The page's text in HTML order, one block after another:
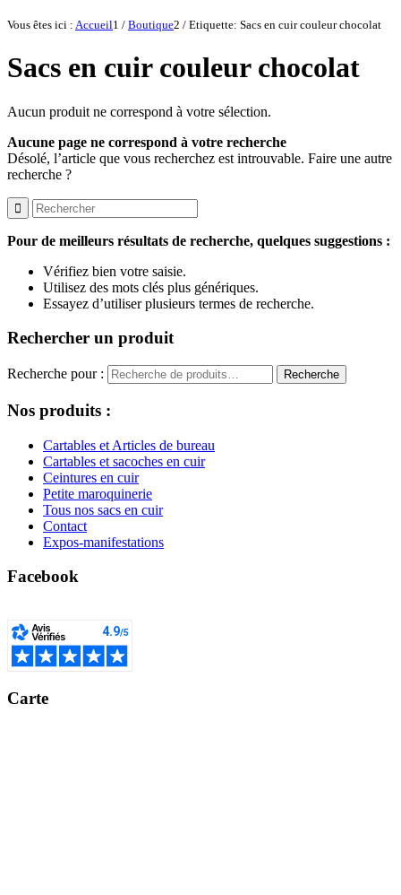
Vous êtes ici : Accueil1 / Boutique2 / Etiquette: Sacs en cuir couleur chocolat
Sacs en cuir couleur chocolat
Aucun produit ne correspond à votre sélection.
Aucune page ne correspond à votre recherche
Désolé, l’article que vous recherchez est introuvable. Faire une autre
recherche ?
Pour de meilleurs résultats de recherche, quelques suggestions :
Vérifiez bien votre saisie.
Utilisez des mots clés plus génériques.
Essayez d’utiliser plusieurs termes de recherche.
Rechercher un produit
Recherche pour : Recherche
Nos produits :
Cartables et Articles de bureau
Cartables et sacoches en cuir
Ceintures en cuir
Petite maroquinerie
Tous nos sacs en cuir
Contact
Expos-manifestations
Facebook
Carte